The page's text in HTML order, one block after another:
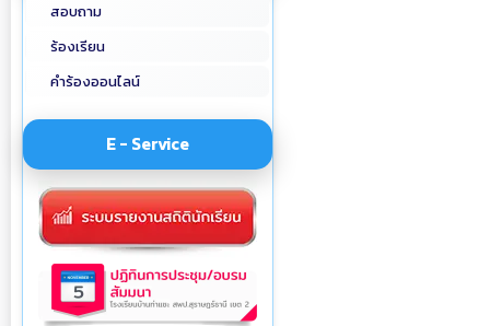
สอบถาม
ร้องเรียน
คำร้องออนไลน์
E - Service